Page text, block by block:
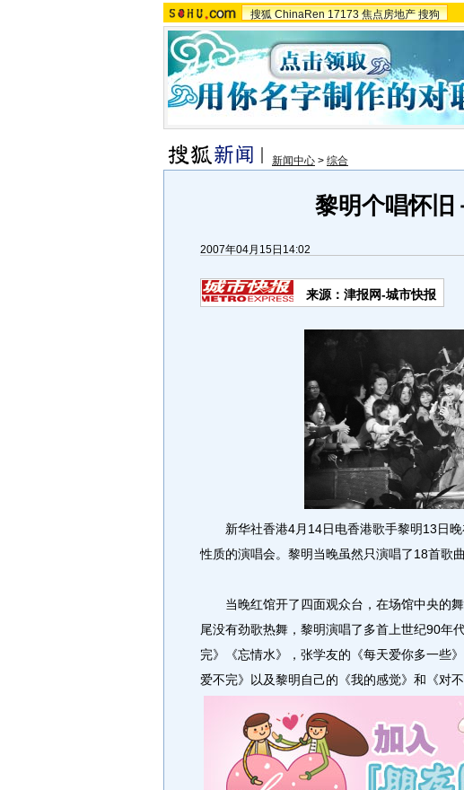
搜狐 ChinaRen 17173 焦点房地产 搜狗
新闻中心 > 综合
黎明个唱怀旧
2007年04月15日14:02
来源：津报网-城市快报
新华社香港4月14日电香港歌手黎明13日晚
性质的演唱会。黎明当晚虽然只演唱了18首歌
当晚红馆开了四面观众台，在场馆中央的舞
尾没有劲歌热舞，黎明演唱了多首上世纪90年
完》《忘情水》，张学友的《每天爱你多一些
爱不完》以及黎明自己的《我的感觉》和《对不